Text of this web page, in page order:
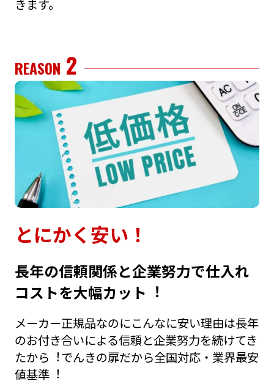
きます。
REASON 2
とにかく安い！
⻑年の信頼関係と企業努⼒で仕⼊れ
コストを⼤幅カット︕
メーカー正規品なのにこんなに安い理由は⻑年
のお付き合いによる信頼と企業努⼒を続けてき
たから︕でんきの扉だから全国対応・業界最安
値基準︕